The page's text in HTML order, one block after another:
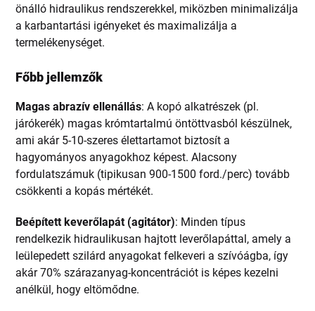
önálló hidraulikus rendszerekkel, miközben minimalizálja
a karbantartási igényeket és maximalizálja a
termelékenységet.
Főbb jellemzők
Magas abrazív ellenállás: A kopó alkatrészek (pl.
járókerék) magas krómtartalmú öntöttvasból készülnek,
ami akár 5-10-szeres élettartamot biztosít a
hagyományos anyagokhoz képest. Alacsony
fordulatszámuk (tipikusan 900-1500 ford./perc) tovább
csökkenti a kopás mértékét.
Beépített keverőlapát (agitátor): Minden típus
rendelkezik hidraulikusan hajtott leverőlapáttal, amely a
leülepedett szilárd anyagokat felkeveri a szívóágba, így
akár 70% szárazanyag-koncentrációt is képes kezelni
anélkül, hogy eltömődne.